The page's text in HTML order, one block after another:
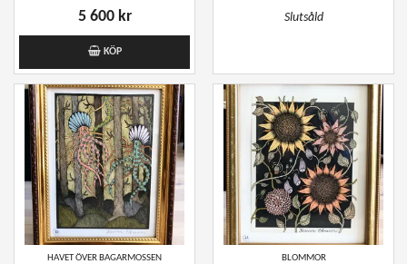
5 600 kr
KÖP
Slutsåld
HAVET ÖVER BAGARMOSSEN BLOMMOR